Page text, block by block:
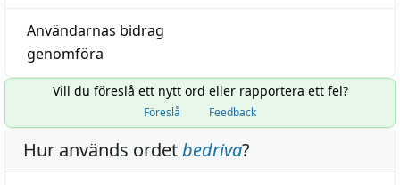
Användarnas bidrag
genomföra
Vill du föreslå ett nytt ord eller rapportera ett fel?
Föreslå Feedback
Hur används ordetbedriva?